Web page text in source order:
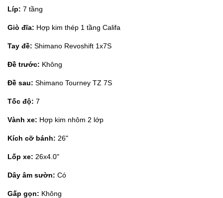
Líp: 7 tầng
Giò đĩa: Hợp kim thép 1 tầng Califa
Tay đề: Shimano Revoshift 1x7S
Đề trước: Không
Đề sau: Shimano Tourney TZ 7S
Tốc độ: 7
Vành xe: Hợp kim nhôm 2 lớp
Kích cỡ bánh: 26"
Lốp xe: 26x4.0"
Dây âm sườn: Có
Gấp gọn: Không